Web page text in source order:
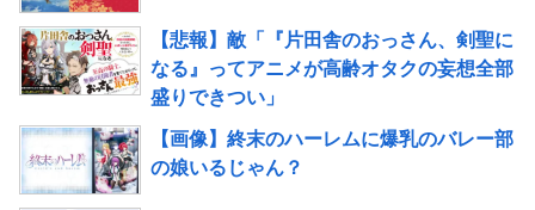
【悲報】敵「『片田舎のおっさん、剣聖に
なる』ってアニメが高齢オタクの妄想全部
盛りできつい」
【画像】終末のハーレムに爆乳のバレー部
の娘いるじゃん？